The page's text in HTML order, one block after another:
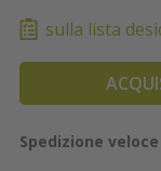
sulla lista
Spedizione